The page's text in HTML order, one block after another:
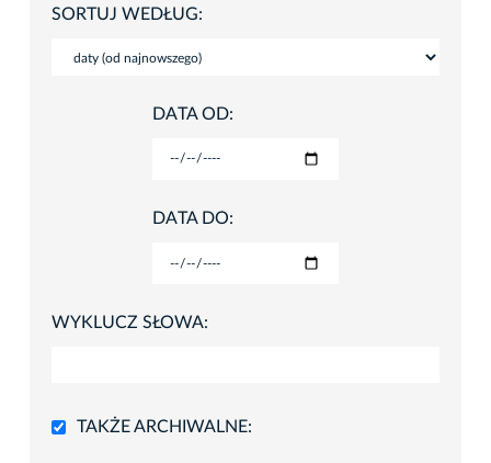
SORTUJ WEDŁUG:
DATA OD:
DATA DO:
WYKLUCZ SŁOWA:
TAKŻE ARCHIWALNE: